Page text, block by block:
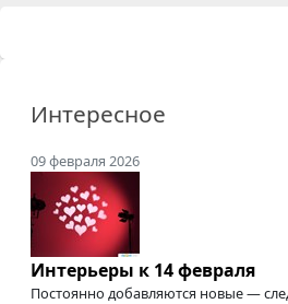
Интересное
09 февраля 2026
Интерьеры к 14 февраля
Постоянно добавляются новые —